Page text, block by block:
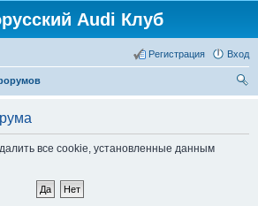
Audi Клуб
Вход
Регистрация
все cookie, установленные данным